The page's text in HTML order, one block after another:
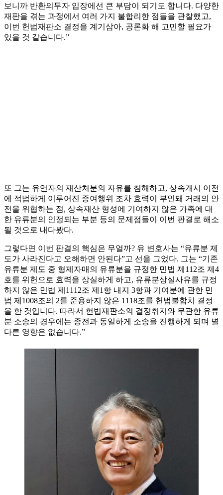
보니까 반환의무자 입장에선 큰 부담이 되기도 합니다. 다양한
재판을 겪는 과정에서 여러 가지 불합리한 점들을 관찰했고,
이번 헌법재판소 결정을 계기삼아, 공론화 해 고민할 필요가
있을 것 같습니다.”
또 그는 유언자의 재산처분의 자유를 침해하고, 상속개시 이전
에 적법하게 이루어진 증여행위 조차 효력이 부인돼 거래의 안
전을 위협하는 점, 상속재산 형성에 기여하지 않은 가족에 대
한 유류분의 인정되는 부분 등의 문제점들이 이번 판결로 해소
될 것으로 내다봤다.
그렇다면 이번 판결의 핵심은 무얼까? 유 변호사는 “유류분 제
도가 사라진다고 오해하면 안된다”고 선을 그었다. 그는 “기존
유류분 제도 중 형제자매의 유류분을 규정한 민법 제112조 제4
호를 위헌으로 효력을 상실하게 하고, 유류분상실사유를 규정
하지 않은 민법 제1112조 제1항 내지 3항과 기여분에 관한 민
법 제1008조의 2를 준용하지 않은 1118조를 헌법불합치 결정
을 한 것입니다. 따라서 헌법재판소의 결정취지와 무관한 유류
분 소송의 경우에는 종전과 동일하게 소송을 진행하게 되며 별
다른 영향은 없습니다.”